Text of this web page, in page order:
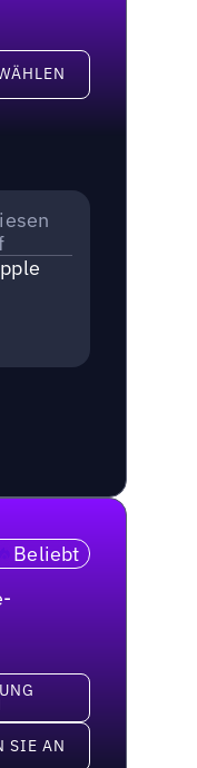
Beliebt
SIE AN